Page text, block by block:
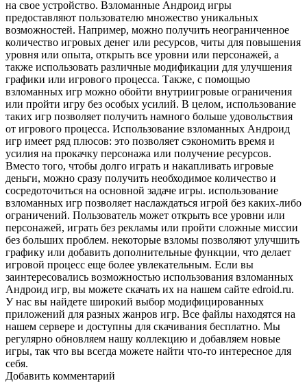
на свое устройство. Взломанные Андроид игры
предоставляют пользователю множество уникальных
возможностей. Например, можно получить неограниченное
количество игровых денег или ресурсов, читы для повышения
уровня или опыта, открыть все уровни или персонажей, а
также использовать различные модификации для улучшения
графики или игрового процесса. Также, с помощью
взломанных игр можно обойти внутриигровые ограничения
или пройти игру без особых усилий. В целом, использование
таких игр позволяет получить намного больше удовольствия
от игрового процесса. Использование взломанных Андроид
игр имеет ряд плюсов: это позволяет сэкономить время и
усилия на прокачку персонажа или получение ресурсов.
Вместо того, чтобы долго играть и накапливать игровые
деньги, можно сразу получить необходимое количество и
сосредоточиться на основной задаче игры. использование
взломанных игр позволяет наслаждаться игрой без каких-либо
ограничений. Пользователь может открыть все уровни или
персонажей, играть без рекламы или пройти сложные миссии
без больших проблем. некоторые взломы позволяют улучшить
графику или добавить дополнительные функции, что делает
игровой процесс еще более увлекательным. Если вы
заинтересовались возможностью использования взломанных
Андроид игр, вы можете скачать их на нашем сайте edroid.ru.
У нас вы найдете широкий выбор модифицированных
приложений для разных жанров игр. Все файлы находятся на
нашем сервере и доступны для скачивания бесплатно. Мы
регулярно обновляем нашу коллекцию и добавляем новые
игры, так что вы всегда можете найти что-то интересное для
себя.
Добавить комментарий